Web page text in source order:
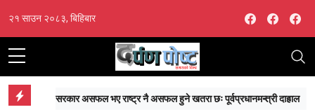
२१ साउन २०८३, बिहिबार Facebook
दाहाल नेपालका पाँच खेलाडी ३२ औं विश्व चिल्ड्रेन्स बेसबलमा सहभागी हुने